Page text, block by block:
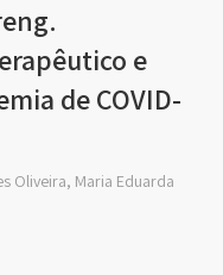
e
de COVID-
Oliveira, Maria Eduarda